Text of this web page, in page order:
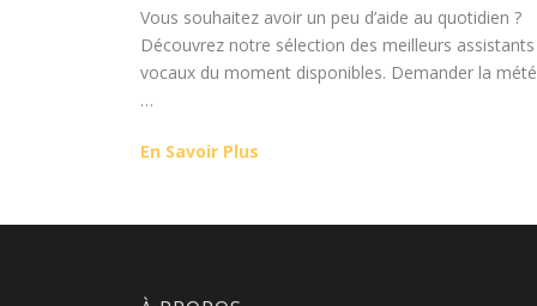
Vous souhaitez avoir un peu d’aide au quotidien ?
Découvrez notre sélection des meilleurs assistants
vocaux du moment disponibles. Demander la
…
En Savoir Plus